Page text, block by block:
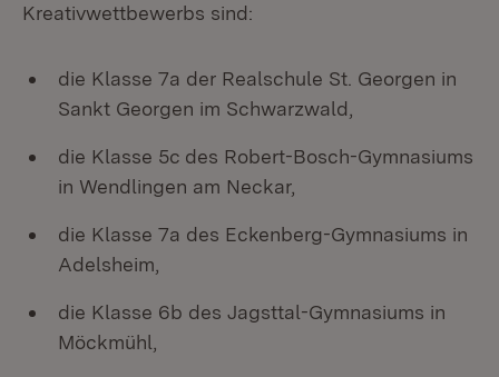
Kreativwettbewerbs sind:
die Klasse 7a der Realschule St. Georgen in
Sankt Georgen im Schwarzwald,
die Klasse 5c des Robert-Bosch-Gymnasiums
in Wendlingen am Neckar,
die Klasse 7a des Eckenberg-Gymnasiums in
Adelsheim,
die Klasse 6b des Jagsttal-Gymnasiums in
Möckmühl,